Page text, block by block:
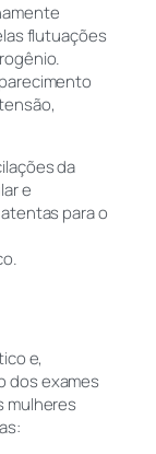
flutuações
da
e
para o
e,
dos exames
mulheres